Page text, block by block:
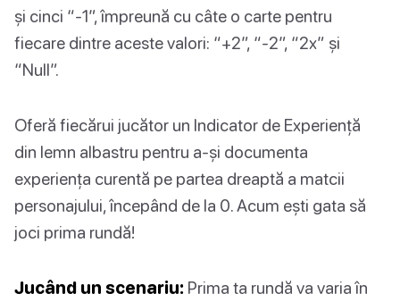
și cinci “-1”, împreună cu câte o carte pentru
fiecare dintre aceste valori: “+2”, “-2”, “2x” și
“Null”.
Oferă fiecărui jucător un Indicator de Experiență
din lemn albastru pentru a-și documenta
experiența curentă pe partea dreaptă a matcii
personajului, începând de la 0. Acum ești gata să
joci prima rundă!
Jucând un scenariu: Prima ta rundă va varia în